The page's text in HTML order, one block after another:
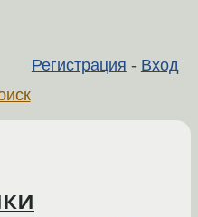
Регистрация - Вход